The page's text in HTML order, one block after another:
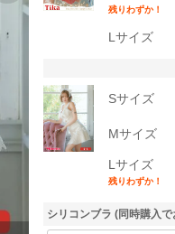
残りわずか！
Lサイズ
Sサイズ
Mサイズ
Lサイズ
残りわずか！
シリコンブラ (同時購入で